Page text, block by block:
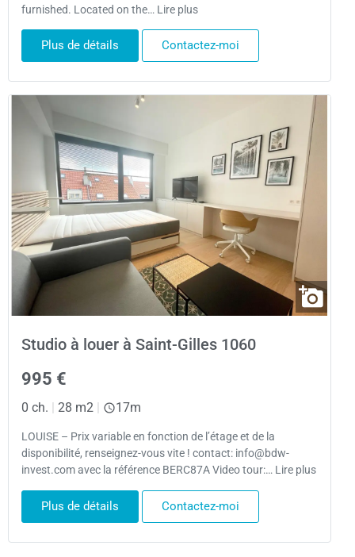
furnished. Located on the… Lire plus
Plus de détails Contactez-moi
Studio à louer à Saint-Gilles 1060
995 €
0 ch. | 28 m2 | 17m
LOUISE – Prix variable en fonction de l’étage et de la
disponibilité, renseignez-vous vite ! contact: info@bdw-
invest.com avec la référence BERC87A Video tour:… Lire plus
Plus de détails Contactez-moi